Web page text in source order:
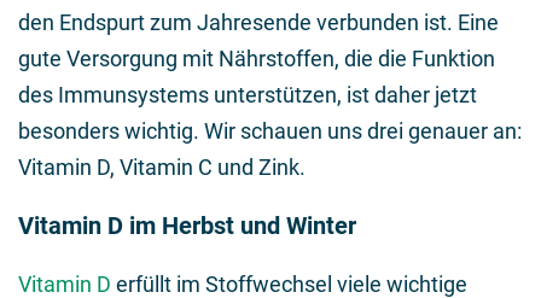
den Endspurt zum Jahresende verbunden ist. Eine
gute Versorgung mit Nährstoffen, die die Funktion
des Immunsystems unterstützen, ist daher jetzt
besonders wichtig. Wir schauen uns drei genauer an:
Vitamin D, Vitamin C und Zink.
Vitamin D im Herbst und Winter
Vitamin D erfüllt im Stoffwechsel viele wichtige